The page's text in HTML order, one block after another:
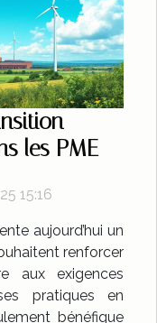
les PME
15:16
aujourd’hui un
renforcer
aux exigences
pratiques en
bénéfique